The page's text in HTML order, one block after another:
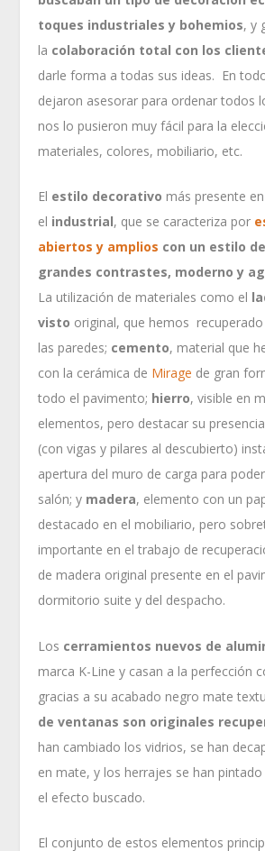
toques industriales y bohemios, y
la colaboración total con los
darle forma a todas sus ideas. En
dejaron asesorar para ordenar todos
nos lo pusieron muy fácil para la
materiales, colores, mobiliario, etc.
El estilo decorativo más presente
el industrial, que se caracteriza por
abiertos y amplios con un estilo
grandes contrastes, moderno y
La utilización de materiales como el
visto original, que hemos
las paredes; cemento, material que
con la cerámica de Mirage de gran
todo el pavimento; hierro, visible en
elementos, pero destacar su
(con vigas y pilares al descubierto)
apertura del muro de carga para
salón; y madera, elemento con un
destacado en el mobiliario, pero
importante en el trabajo de
de madera original presente en el
dormitorio suite y del despacho.
Los cerramientos nuevos de
marca K-Line y casan a la perfección
gracias a su acabado negro mate
de ventanas son originales
han cambiado los vidrios, se han
en mate, y los herrajes se han
el efecto buscado.
El conjunto de estos elementos